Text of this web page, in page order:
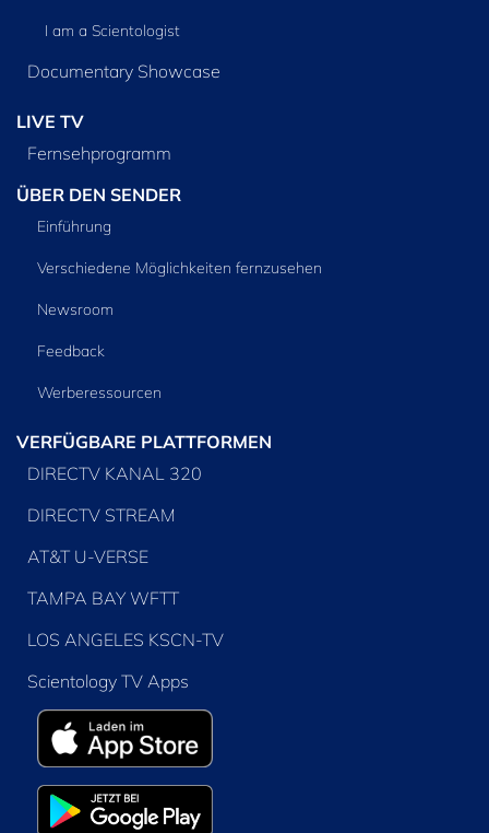
I am a Scientologist
Documentary Showcase
LIVE TV
Fernsehprogramm
ÜBER DEN SENDER
Einführung
Verschiedene Möglichkeiten fernzusehen
Newsroom
Feedback
Werberessourcen
VERFÜGBARE PLATTFORMEN
DIRECTV KANAL 320
DIRECTV STREAM
AT&T U-VERSE
TAMPA BAY WFTT
LOS ANGELES KSCN-TV
Scientology TV Apps